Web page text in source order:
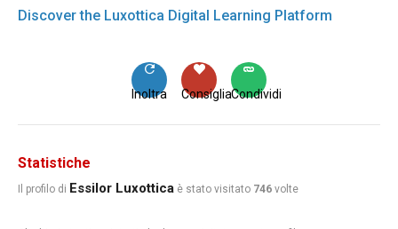
Discover the Luxottica Digital Learning Platform
Condividi
Consiglia
Inoltra
Statistiche
Il profilo di Essilor Luxottica è stato visitato 746 volte